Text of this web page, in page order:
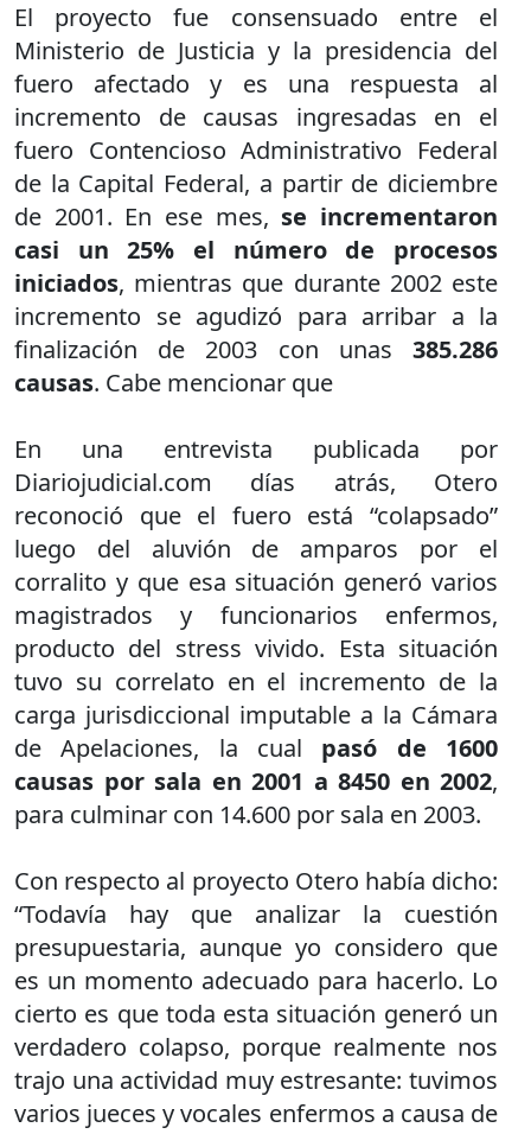
El proyecto fue consensuado entre el
Ministerio de Justicia y la presidencia del
fuero afectado y es una respuesta al
incremento de causas ingresadas en el
fuero Contencioso Administrativo Federal
de la Capital Federal, a partir de diciembre
de 2001. En ese mes, se incrementaron
casi un 25% el número de procesos
iniciados, mientras que durante 2002 este
incremento se agudizó para arribar a la
finalización de 2003 con unas 385.286
causas. Cabe mencionar que
En una entrevista publicada por
Diariojudicial.com días atrás, Otero
reconoció que el fuero está “colapsado”
luego del aluvión de amparos por el
corralito y que esa situación generó varios
magistrados y funcionarios enfermos,
producto del stress vivido. Esta situación
tuvo su correlato en el incremento de la
carga jurisdiccional imputable a la Cámara
de Apelaciones, la cual pasó de 1600
causas por sala en 2001 a 8450 en 2002,
para culminar con 14.600 por sala en 2003.
Con respecto al proyecto Otero había dicho:
“Todavía hay que analizar la cuestión
presupuestaria, aunque yo considero que
es un momento adecuado para hacerlo. Lo
cierto es que toda esta situación generó un
verdadero colapso, porque realmente nos
trajo una actividad muy estresante: tuvimos
varios jueces y vocales enfermos a causa de